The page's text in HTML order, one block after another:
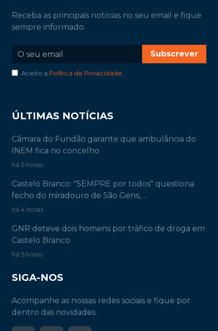
Receba as principais notícias no seu email e fique
sempre informado.
Subscrever
Aceito a Política de Privacidade.
ÚLTIMAS NOTÍCIAS
Câmara do Fundão garante que ambulância do
INEM fica no concelho
há 5 horas
Castelo Branco: "SEMPRE por todos" questiona
fecho do miradouro de São Gens, ...
há 4 horas
GNR deteve dois homens por tráfico de droga em
Castelo Branco
há 5 horas
SIGA-NOS
Acompanhe as nossas redes sociais e fique por
dentro das novidades.